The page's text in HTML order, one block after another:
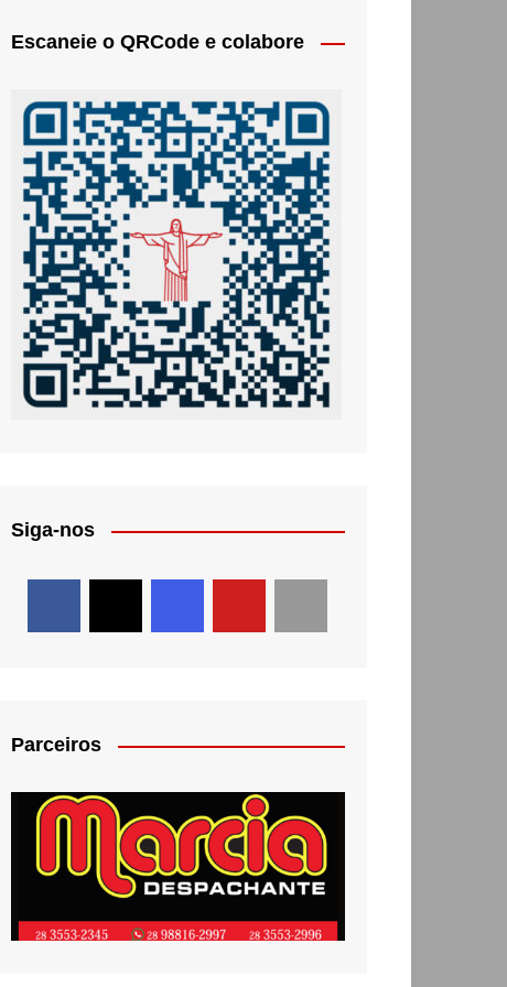
Escaneie o QRCode e colabore
Siga-nos
Parceiros